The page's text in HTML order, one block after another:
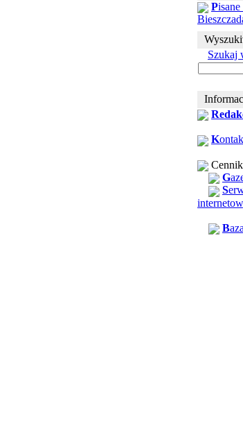
P
Szukaj
K
G
S
B